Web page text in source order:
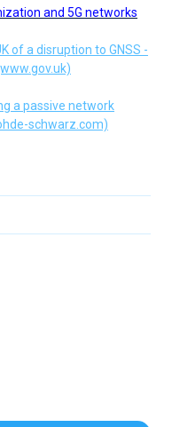
and 5G networks
of a disruption to GNSS -
a passive network
schwarz.com)